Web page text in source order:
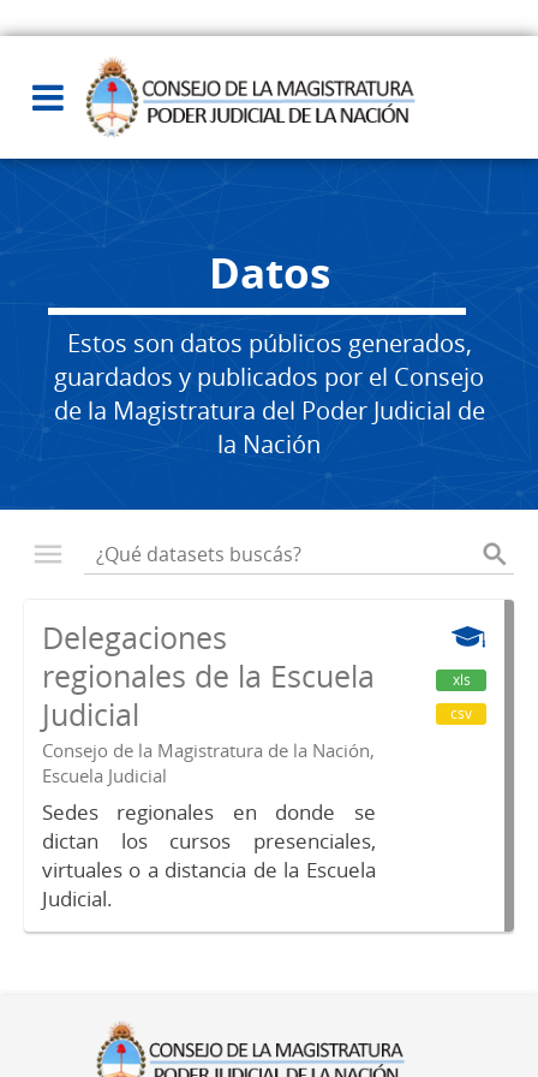
Datos
Estos son datos públicos generados,
guardados y publicados por el Consejo
de la Magistratura del Poder Judicial de
la Nación
Delegaciones
regionales de la Escuela
Judicial
Consejo de la Magistratura de la Nación,
Escuela Judicial
Sedes regionales en donde se
dictan los cursos presenciales,
virtuales o a distancia de la Escuela
Judicial.
xls
csv